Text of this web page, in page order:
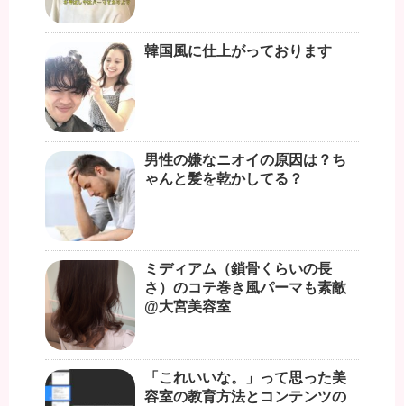
韓国風に仕上がっております
男性の嫌なニオイの原因は？ち
ゃんと髪を乾かしてる？
ミディアム（鎖骨くらいの長
さ）のコテ巻き風パーマも素敵
@大宮美容室
「これいいな。」って思った美
容室の教育方法とコンテンツの